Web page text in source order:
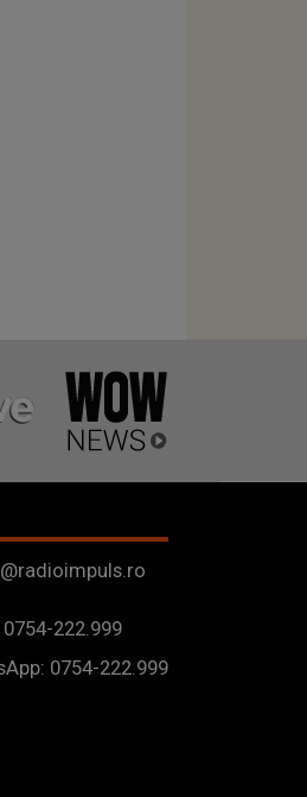
0754-222.999
0754-222.999